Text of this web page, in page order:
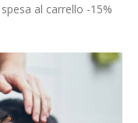
al carrello -15%